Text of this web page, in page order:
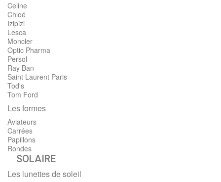
Celine
Chloé
Izipizi
Lesca
Moncler
Optic Pharma
Persol
Ray Ban
Saint Laurent Paris
Tod's
Tom Ford
Les formes
Aviateurs
Carrées
Papillons
Rondes
SOLAIRE
Les lunettes de soleil